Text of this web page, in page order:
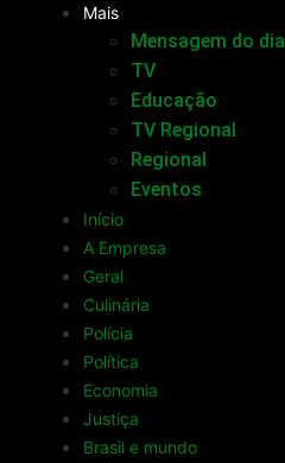
Mais
Mensagem do dia
TV
Educação
TV Regional
Regional
Eventos
Início
A Empresa
Geral
Culinária
Polícia
Política
Economia
Justiça
Brasil e mundo